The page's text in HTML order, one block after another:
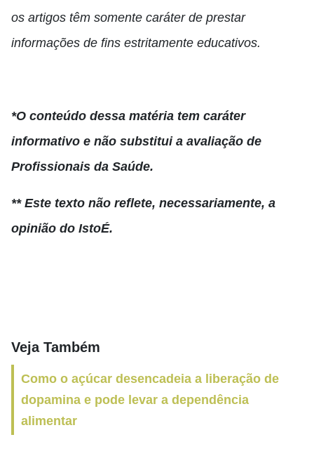
os artigos têm somente caráter de prestar
informações de fins estritamente educativos.
*O conteúdo dessa matéria tem caráter
informativo e não substitui a avaliação de
Profissionais da Saúde.
** Este texto não reflete, necessariamente, a
opinião do IstoÉ.
Veja Também
Como o açúcar desencadeia a liberação de
dopamina e pode levar a dependência
alimentar